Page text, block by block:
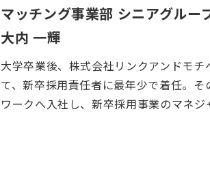
マッチング事業部 シニアグルー
大内 一輝
大学卒業後、株式会社リンクアンドモ
て、新卒採用責任者に最年少で着任。
ワークへ入社し、新卒採用事業のマネジ